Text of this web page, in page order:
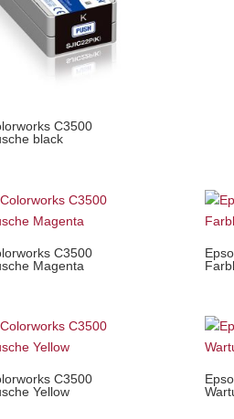
C3500
black
C3500
Magenta
C3500
Yellow